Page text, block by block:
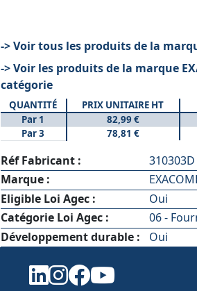
-> Voir tous les produits de la
-> Voir les produits de la marque
catégorie
QUANTITÉ PRIX UNITAIRE HT
Par 1
82,99 €
Par 3
78,81 €
Réf Fabricant :
310303D
Marque :
Eligible Loi Agec :
Oui
Catégorie Loi Agec :
06 -
Développement durable :
Oui